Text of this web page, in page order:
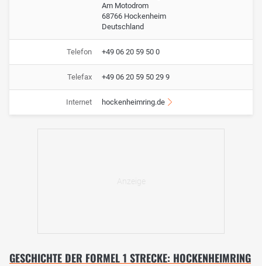
Am Motodrom
68766 Hockenheim
Deutschland
Telefon +49 06 20 59 50 0
Telefax +49 06 20 59 50 29 9
Internet hockenheimring.de
GESCHICHTE DER FORMEL 1 STRECKE: HOCKENHEIMRING